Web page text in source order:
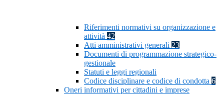
Riferimenti normativi su organizzazione e
attività 42
Atti amministrativi generali 23
Documenti di programmazione strategico-
gestionale
Statuti e leggi regionali
Codice disciplinare e codice di condotta 6
Oneri informativi per cittadini e imprese